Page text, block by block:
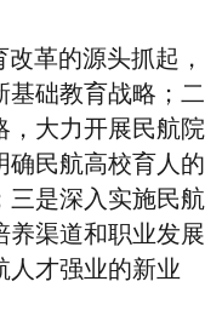
革的源头抓起，
基础教育战略；二
，大力开展民航院
确民航高校育人的
三是深入实施民航
养渠道和职业发展
人才强业的新业